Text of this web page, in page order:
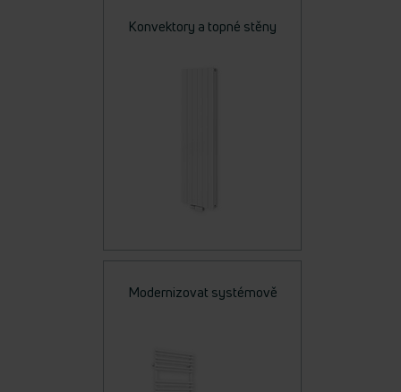
Konvektory a topné stěny
Modernizovat systémově